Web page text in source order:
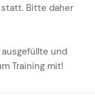
Bitte daher
und
Training mit!